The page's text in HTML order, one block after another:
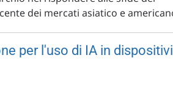
dei mercati asiatico e
per l'uso di IA in dispositivi